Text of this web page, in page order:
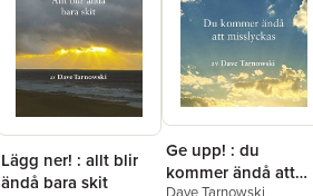
Lägg ner! : allt blir
ändå bara skit
Ge upp! : du
kommer ändå att
Dave Tarnowski